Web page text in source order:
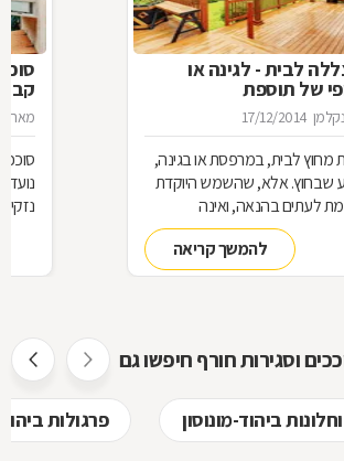
לבית - לגינה או
של תוספת
17/12/2014
לבית, במרפסת או בגינה,
שבחוץ. אלא, שהשמש היוקדת
לעתים בהנאה, ואינה
לתענוג. לשם כך בדיוק פותחו
פתרונות הצללה למרפסת, לגינה
מהו הפתרון המתאים לכם
ואולי פרגולה ? מומלץ
השונות, וללמוד על חומרי
להמשך קריאה
מאת:
וסגירות חורף חיפשו גם
ביהוד-מונוסון פרגולות